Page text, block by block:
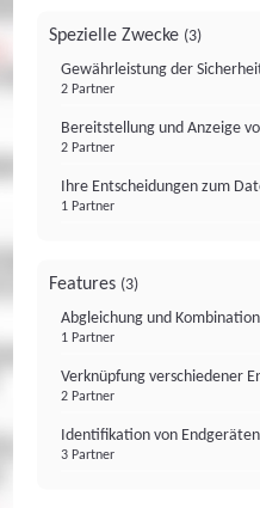
Spezielle Zwecke (3)
Gewährleistung der
2 Partner
Bereitstellung und Anzeige
2 Partner
Ihre Entscheidungen zum
1 Partner
Features (3)
Abgleichung und
1 Partner
Verknüpfung verschiedener
2 Partner
Identifikation von
3 Partner